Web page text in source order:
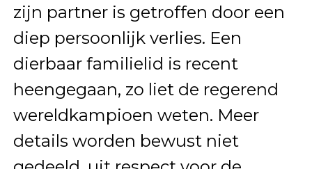
zijn partner is getroffen door een
diep persoonlijk verlies. Een
dierbaar familielid is recent
heengegaan, zo liet de regerend
wereldkampioen weten. Meer
details worden bewust niet